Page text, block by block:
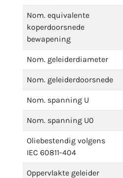
Nom. equivalente
koperdoorsnede
bewapening
Nom. geleiderdiameter
Nom. geleiderdoorsnede
Nom. spanning U
Nom. spanning U0
Oliebestendig volgens
IEC 60811-404
Oppervlakte geleider